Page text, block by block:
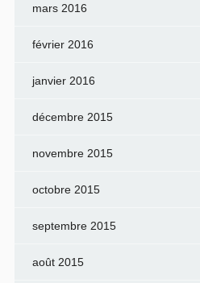
mars 2016
février 2016
janvier 2016
décembre 2015
novembre 2015
octobre 2015
septembre 2015
août 2015